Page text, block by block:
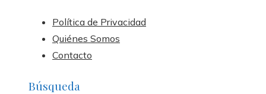
Política de Privacidad
Quiénes Somos
Contacto
Búsqueda